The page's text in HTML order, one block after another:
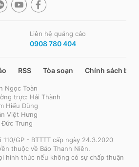
Liên hệ quảng cáo
0908 780 404
RSS Tòa soạn Chính sách bảo
Ngọc Toàn
trực: Hải Thành
Hiếu Dũng
Việt Hưng
Trung
GP - BTTTT cấp ngày 24.3.2020
thuộc về Báo Thanh Niên.
hình thức nếu không có sự chấp thuận